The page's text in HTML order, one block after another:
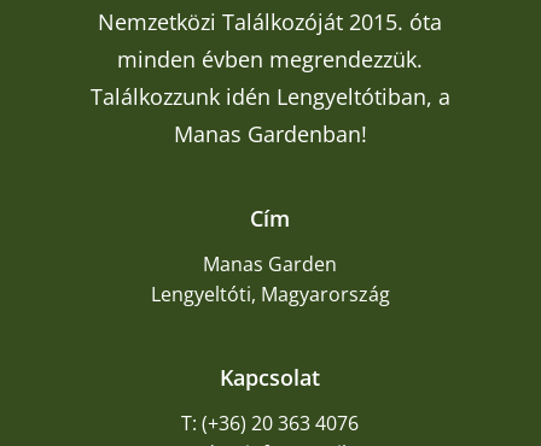
Nemzetközi Találkozóját 2015. óta
minden évben megrendezzük.
Találkozzunk idén Lengyeltótiban, a
Manas Gardenban!
Cím
Manas Garden
Lengyeltóti, Magyarország
Kapcsolat
T: (+36) 20 363 4076